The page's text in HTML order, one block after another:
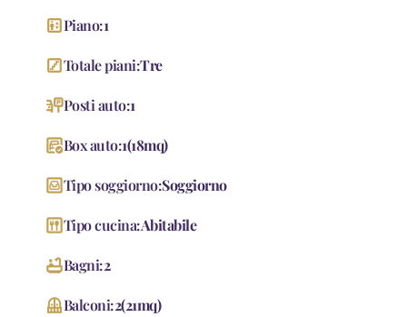
elevatorPiano:1
stairsTotale piani:Tre
parking_signPosti auto:1
garage_checkBox auto:1(18mq)
livingTipo soggiorno:Soggiorno
diningTipo cucina:Abitabile
bathtubBagni:2
BalconyBalconi:2(21mq)